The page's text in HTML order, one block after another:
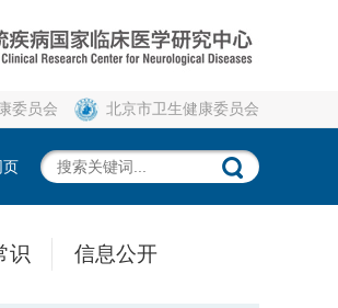
委员会 北京市卫生健康委员会
页
识 信息公开